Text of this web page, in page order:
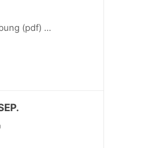
(pdf) ...